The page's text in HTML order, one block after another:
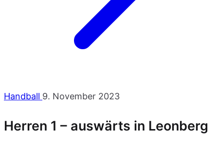
Handball 9. November 2023
Herren 1 – auswärts in Leonberg